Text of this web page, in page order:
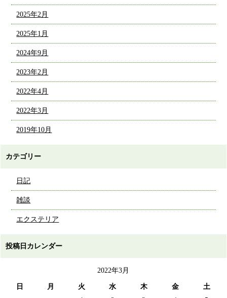
2025年2月
2025年1月
2024年9月
2023年2月
2022年4月
2022年3月
2019年10月
カテゴリー
日記
雑談
エクステリア
投稿日カレンダー
2022年3月
日 月 火 水 木 金
土